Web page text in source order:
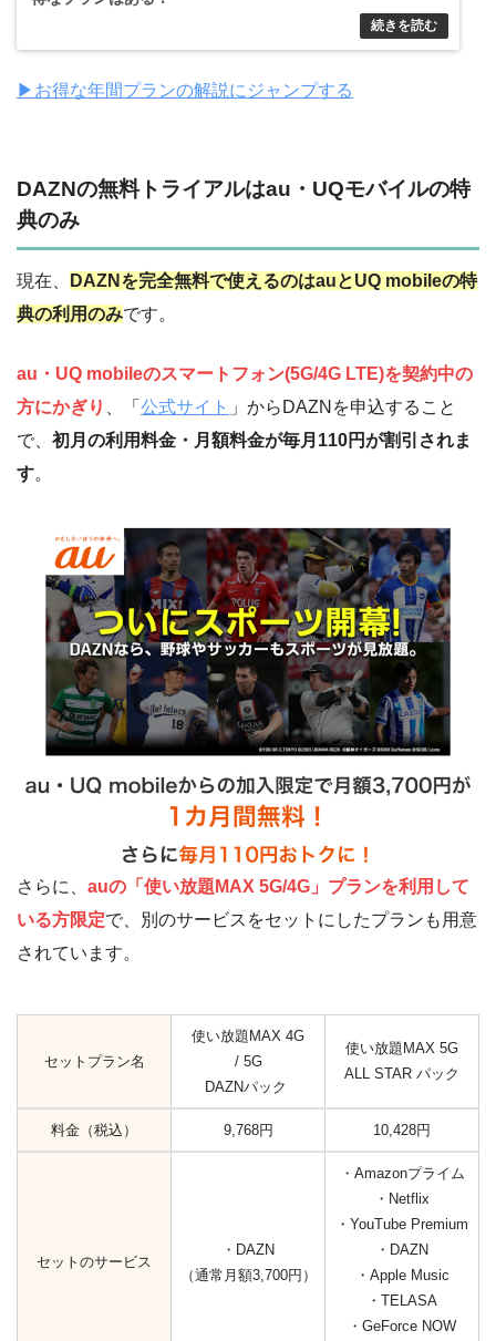
▶︎お得な年間プランの解説にジャンプする
DAZNの無料トライアルはau・UQモバイルの特
典のみ
現在、
DAZNを完全無料で使えるのはauとUQ mobileの特
典の利用のみです。
au・UQ mobileのスマートフォン(5G/4G LTE)を契約中の
方にかぎり
、「 公式サイト 」からDAZNを申込すること
で、 初月の利用料金・月額料金が毎月110円が割引されま
す。
さらに、 auの「使い放題MAX 5G/4G」プランを利用して
いる方限定で、別のサービスをセットにしたプランも用意
されています。
セットプラン名
使い放題MAX 4G
/ 5G
DAZNパック
使い放題MAX 5G
ALL STAR パック
料金（税込） 9,768円 10,428円
セットのサービス
・DAZN
（通常月額3,700円）
・Amazonプライム
・Netflix
・YouTube Premium
・DAZN
・Apple Music
・TELASA
・GeForce NOW